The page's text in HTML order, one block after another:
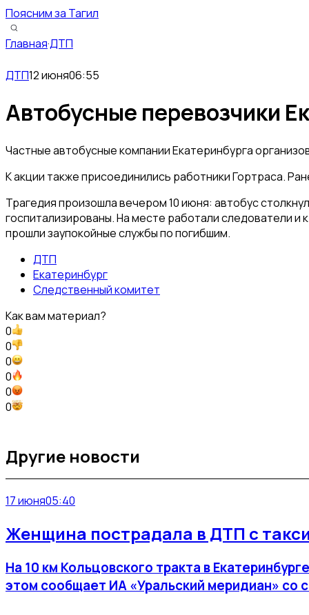
Поясним за Тагил
Главная·ДТП
ДТП12 июня06:55
Автобусные перевозчики
Частные автобусные компании Екатеринбурга
К акции также присоединились работники Гортраса.
Трагедия произошла вечером 10 июня: автобус
госпитализированы. На месте работали следователи и
прошли заупокойные службы по погибшим.
ДТП
Екатеринбург
Следственный комитет
Как вам материал?
0
0
0
0
0
0
Другие новости
17 июня05:40
Женщина пострадала в ДТП с
На 10 км Кольцовского тракта в
этом сообщает ИА «Уральский меридиан» со